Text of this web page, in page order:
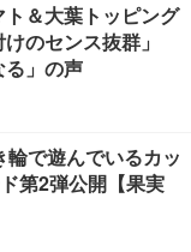
＆大葉トッピング
のセンス抜群」
る」の声
で遊んでいるカッ
第2弾公開【果実